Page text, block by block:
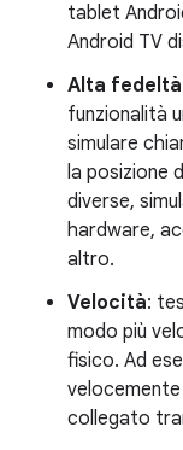
tablet
Android TV
Alta fedeltà
funzionalità
simulare
la posizione
diverse,
hardware,
altro.
Velocità:
modo più
fisico. Ad
collegato